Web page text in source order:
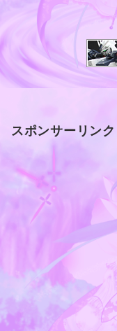
スポンサーリンク